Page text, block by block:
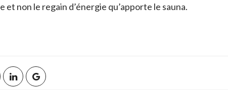
non le regain d’énergie qu’apporte le sauna.